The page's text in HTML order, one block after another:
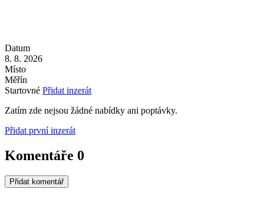
Datum
8. 8. 2026
Místo
Měřín
Startovné Přidat inzerát
Zatím zde nejsou žádné nabídky ani poptávky.
Přidat první inzerát
Komentáře 0
Přidat komentář